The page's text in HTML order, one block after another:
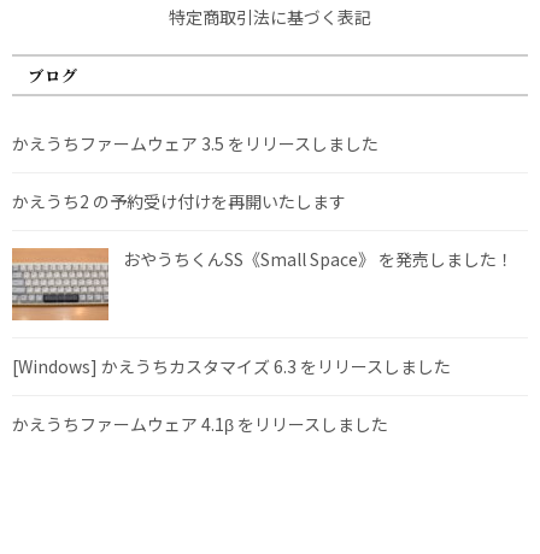
特定商取引法に基づく表記
ブログ
かえうちファームウェア 3.5 をリリースしました
かえうち2 の予約受け付けを再開いたします
おやうちくんSS《Small Space》 を発売しました！
[Windows] かえうちカスタマイズ 6.3 をリリースしました
かえうちファームウェア 4.1β をリリースしました